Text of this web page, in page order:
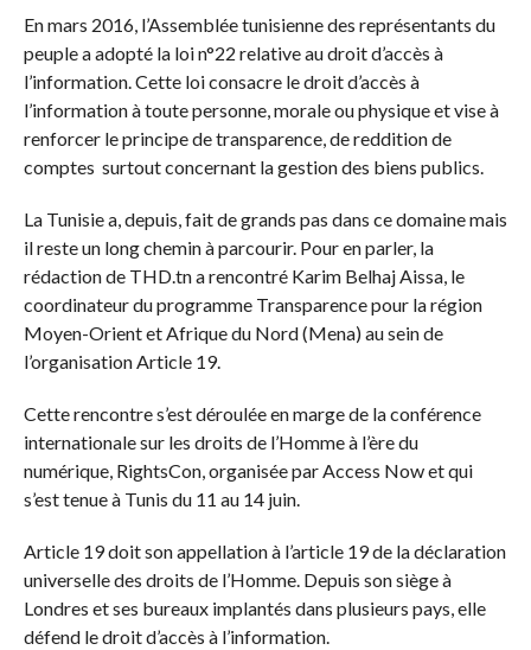
En mars 2016, l’Assemblée tunisienne des représentants du
peuple a adopté la loi n°22 relative au droit d’accès à
l’information. Cette loi consacre le droit d’accès à
l’information à toute personne, morale ou physique et vise à
renforcer le principe de transparence, de reddition de
comptes surtout concernant la gestion des biens publics.
La Tunisie a, depuis, fait de grands pas dans ce domaine mais
il reste un long chemin à parcourir. Pour en parler, la
rédaction de THD.tn a rencontré Karim Belhaj Aissa, le
coordinateur du programme Transparence pour la région
Moyen-Orient et Afrique du Nord (Mena) au sein de
l’organisation Article 19.
Cette rencontre s’est déroulée en marge de la conférence
internationale sur les droits de l’Homme à l’ère du
numérique, RightsCon, organisée par Access Now et qui
s’est tenue à Tunis du 11 au 14 juin.
Article 19 doit son appellation à l’article 19 de la déclaration
universelle des droits de l’Homme. Depuis son siège à
Londres et ses bureaux implantés dans plusieurs pays, elle
défend le droit d’accès à l’information.